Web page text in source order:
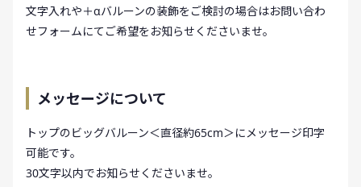
文字入れや＋αバルーンの装飾をご検討の場合はお問い合わ
せフォームにてご希望をお知らせくださいませ。
メッセージについて
トップのビッグバルーン＜直径約65cm＞にメッセージ印字
可能です。
30文字以内でお知らせくださいませ。